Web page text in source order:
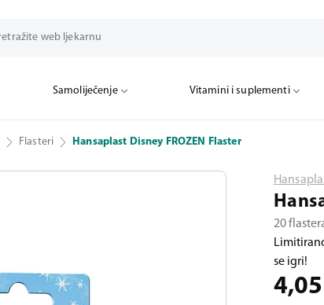
Samoliječenje Vitamini i suplementi
Flasteri Hansaplast Disney FROZEN Flaster
20
se igri!
4,05